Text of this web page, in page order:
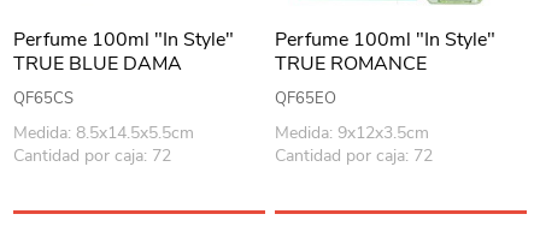
Perfume 100ml "In Style"
TRUE BLUE DAMA
QF65CS
Medida: 8.5x14.5x5.5cm
Cantidad por caja: 72
Perfume 100ml "In Style"
TRUE ROMANCE
QF65EO
Medida: 9x12x3.5cm
Cantidad por caja: 72